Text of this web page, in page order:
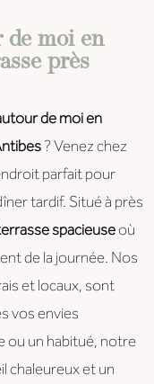
de moi en
près
de moi en
? Venez chez
parfait pour
tardif. Situé à près
spacieuseoù
de la journée. Nos
et locaux, sont
vos envies
ou un habitué, notre
chaleureux et un